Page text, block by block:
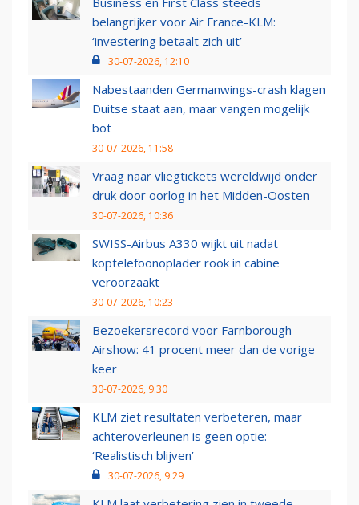
belangrijker voor Air France-KLM:
‘investering betaalt zich uit’
30-07-2026, 12:10
Nabestaanden Germanwings-crash klagen
Duitse staat aan, maar vangen mogelijk
bot
30-07-2026, 11:58
Vraag naar vliegtickets wereldwijd onder
druk door oorlog in het Midden-Oosten
30-07-2026, 10:36
SWISS-Airbus A330 wijkt uit nadat
koptelefoonoplader rook in cabine
veroorzaakt
30-07-2026, 10:23
Bezoekersrecord voor Farnborough
Airshow: 41 procent meer dan de vorige
keer
30-07-2026, 9:30
KLM ziet resultaten verbeteren, maar
achteroverleunen is geen optie:
‘Realistisch blijven’
30-07-2026, 9:29